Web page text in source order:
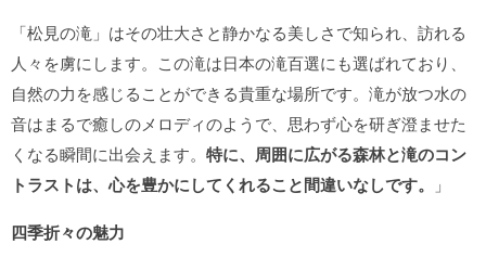
「松見の滝」はその壮大さと静かなる美しさで知られ、訪れる
人々を虜にします。この滝は日本の滝百選にも選ばれており、
自然の力を感じることができる貴重な場所です。滝が放つ水の
音はまるで癒しのメロディのようで、思わず心を研ぎ澄ませた
くなる瞬間に出会えます。 特に、周囲に広がる森林と滝のコン
トラストは、心を豊かにしてくれること間違いなしです。
」
四季折々の魅力